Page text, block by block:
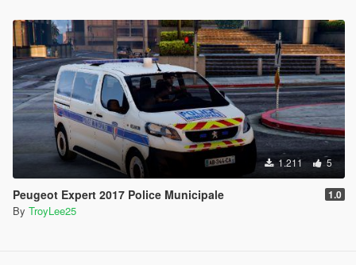
1.211 5
Peugeot Expert 2017 Police Municipale 1.0
By TroyLee25